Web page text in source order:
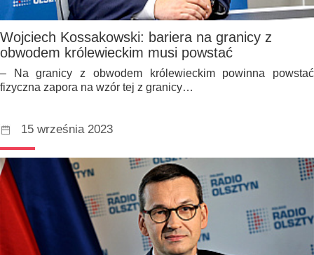
Wojciech Kossakowski: bariera na granicy z
obwodem królewieckim musi powstać
– Na granicy z obwodem królewieckim powinna powstać
fizyczna zapora na wzór tej z granicy…
15 września 2023